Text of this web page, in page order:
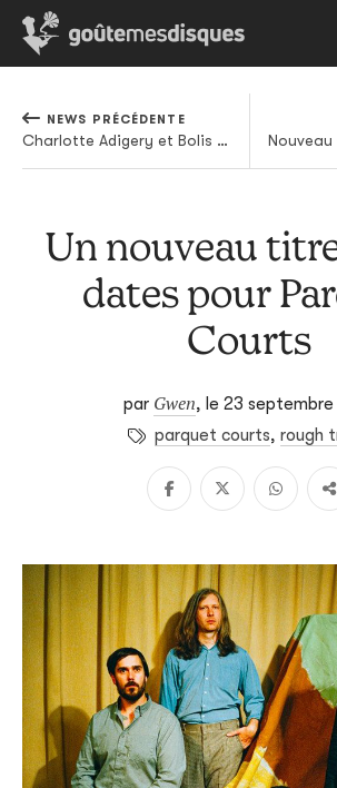
NEWS PRÉCÉDENTE
Charlotte Adigery et Bolis Pupul officialisent leur union sur "Thank You"
Un nouveau
dates pour
Courts
par Gwen, le 23 septembre
parquet courts, rough